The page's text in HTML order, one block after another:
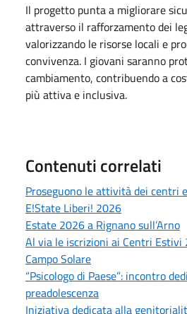
Il progetto punta a migliorare
attraverso il rafforzamento dei
valorizzando le risorse locali e
convivenza. I giovani saranno
cambiamento, contribuendo a
più attiva e inclusiva.
Contenuti correlati
Proseguono le attività dei centri
E!State Liberi! 2026
Estate 2026 a Rignano sull’Arno
Al via le iscrizioni ai Centri Estivi
Campo Solare
“Psicologo di Paese”: incontro
preadolescenza
Iniziativa dedicata alla